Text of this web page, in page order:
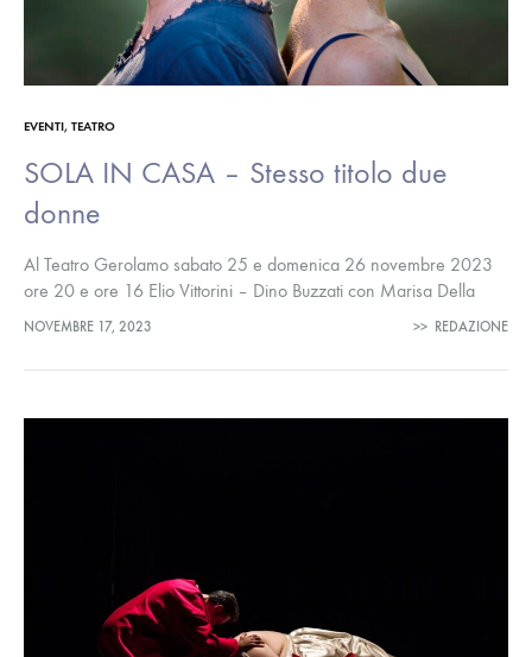
EVENTI, TEATRO
SOLA IN CASA – Stesso titolo due
donne
Al Teatro Gerolamo sabato 25 e domenica 26 novembre 2023
ore 20 e ore 16 Elio Vittorini – Dino Buzzati con Marisa Della
Pasqua e Valeria Falcinelli musiche GianLuigi Bozzi…
NOVEMBRE 17, 2023 >> REDAZIONE